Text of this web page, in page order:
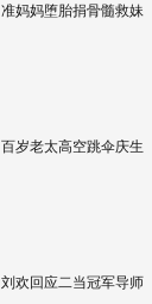
准妈妈堕胎捐骨髓救妹
百岁老太高空跳伞庆生
刘欢回应二当冠军导师